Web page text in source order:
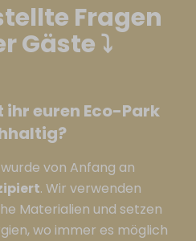
Fragen
Gäste ⤵
ihr euren Eco-Park
von Anfang an
. Wir verwenden
Materialien und setzen
wo immer es möglich